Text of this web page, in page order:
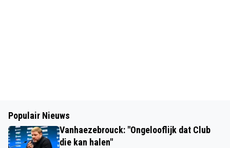
Populair Nieuws
Vanhaezebrouck: "Ongelooflijk dat Club
die kan halen"